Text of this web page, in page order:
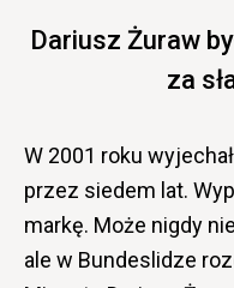
Dariusz Żuraw
za
W 2001 roku
przez siedem lat.
markę. Może nigdy
ale w Bundeslidze